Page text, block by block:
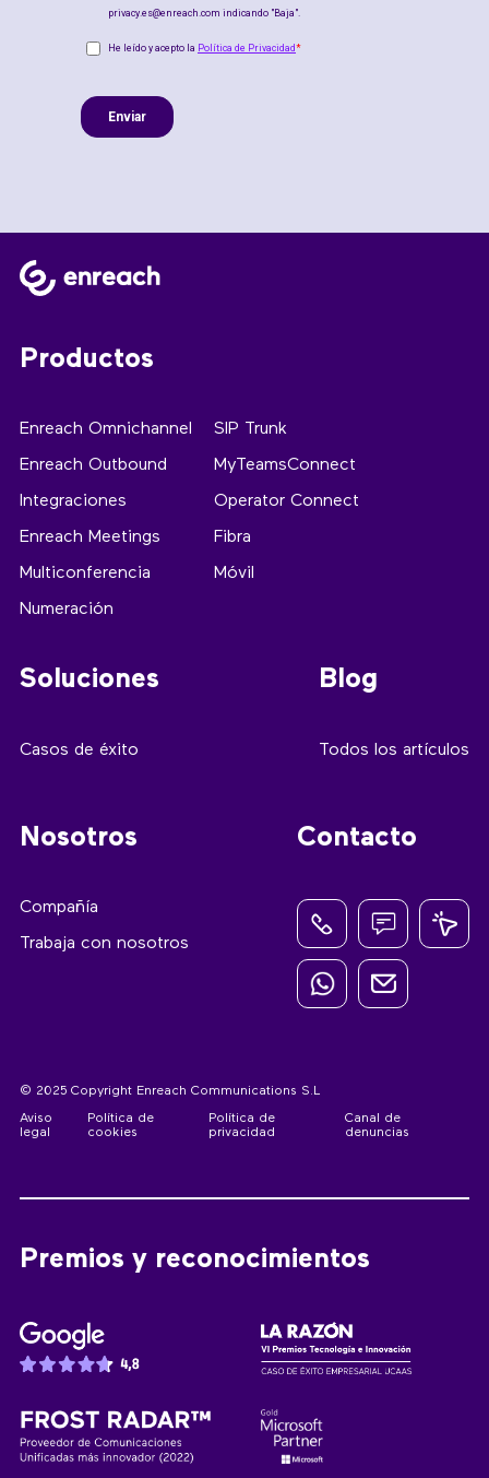
Productos
Enreach Omnichannel
Enreach Outbound
Integraciones
Enreach Meetings
Multiconferencia
Numeración
SIP Trunk
MyTeamsConnect
Operator Connect
Fibra
Móvil
Soluciones
Casos de éxito
Blog
Todos los artículos
Nosotros
Compañía
Trabaja con nosotros
Contacto
© 2025 Copyright Enreach Communications S.L
Aviso
legal
Política de
cookies
Política de
privacidad
Canal de
denuncias
Premios y reconocimientos